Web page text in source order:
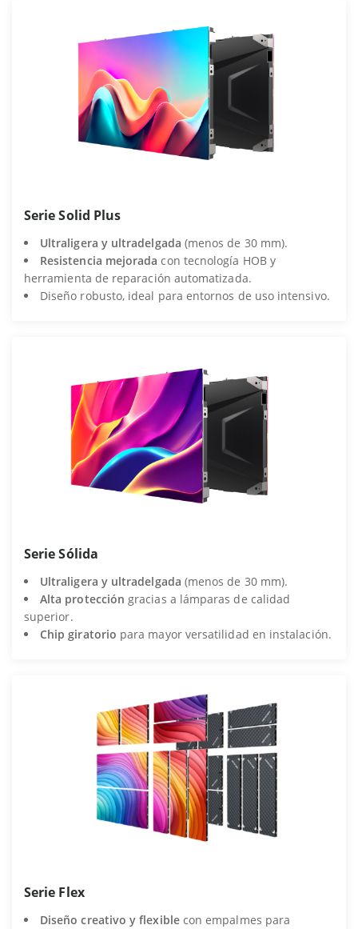
Serie Solid Plus
Ultraligera y ultradelgada (menos de 30 mm).
Resistencia mejorada con tecnología HOB y
herramienta de reparación automatizada.
Diseño robusto, ideal para entornos de uso intensivo.
Serie Sólida
Ultraligera y ultradelgada (menos de 30 mm).
Alta protección gracias a lámparas de calidad
superior.
Chip giratorio para mayor versatilidad en instalación.
Serie Flex
Diseño creativo y flexiblecon empalmes para